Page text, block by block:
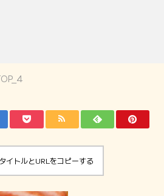
イトルとURLをコピーする